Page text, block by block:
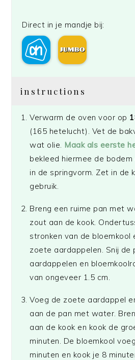
Direct in je mandje bij:
instructions
Verwarm de oven voor op
(165 hetelucht). Vet de
wat olie. Maak als eerste
bekleed hiermee de bodem
in de springvorm. Zet in de
gebruik.
Breng een ruime pan met
zout aan de kook.
stronken van de bloemkool
zoete aardappelen. Snij de
aardappelen en
van ongeveer 1.5 cm.
Voeg de zoete aardappel
aan de pan met water.
aan de kook en kook de
minuten. De bloemkool
minuten en kook je 8